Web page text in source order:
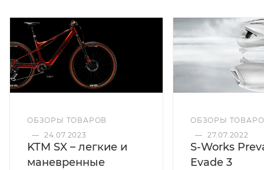
ОБЗОРЫ ТОВАРОВ
— 24.07.2023
KTM SX – легкие и
маневренные
ОБЗОРЫ
— 27.07.2022
S-Works
Evade 3